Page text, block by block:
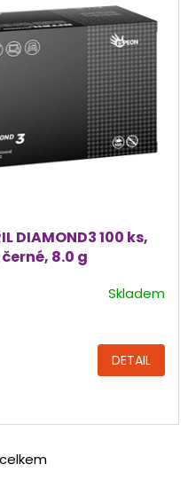
DIAMOND3 100 ks,
8.0 g
Skladem
DETAIL